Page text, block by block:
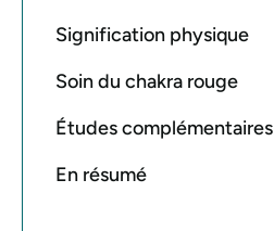
Signification physique
Soin du chakra rouge
Études complémentaires
En résumé